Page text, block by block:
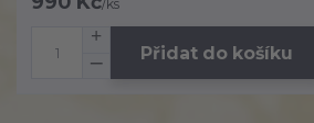
/ks
Přidat do košíku